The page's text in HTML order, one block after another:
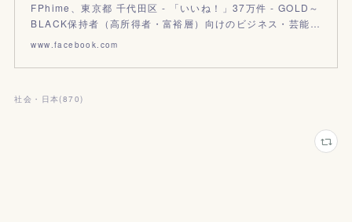
FPhime、東京都 千代田区 - 「いいね！」37万件 - GOLD～
BLACK保持者（高所得者・富裕層）向けのビジネス・芸能…
www.facebook.com
社会・日本(870)